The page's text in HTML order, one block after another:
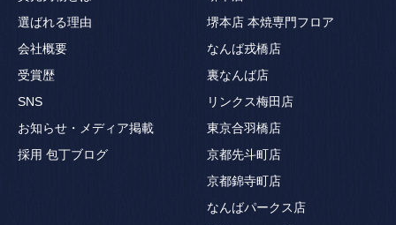
選ばれる理由
会社概要
受賞歴
SNS
お知らせ・メディア掲載
採用 包丁ブログ
堺本店 本焼専門フロア
なんば戎橋店
裏なんば店
リンクス梅田店
東京合羽橋店
京都先斗町店
京都錦寺町店
なんばパークス店